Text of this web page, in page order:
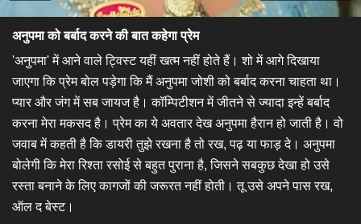
अनुपमा को बर्बाद करने की बात कहेगा प्रेम
​'अनुपमा' में आने वाले ट्विस्ट यहीं खत्म नहीं होते हैं। शो में आगे दिखाया
जाएगा कि प्रेम बोल पड़ेगा कि मैं अनुपमा जोशी को बर्बाद करना चाहता था।
प्यार और जंग में सब जायज है। कॉम्पिटीशन में जीतने से ज्यादा इन्हें बर्बाद
करना मेरा मकसद है। प्रेम का ये अवतार देख अनुपमा हैरान हो जाती है। वो
जवाब में कहती है कि डायरी तुझे रखना है तो रख, पढ़ या फाड़ दे। अनुपमा
बोलेगी कि मेरा रिश्ता रसोई से बहुत पुराना है, जिसने सबकुछ देखा हो उसे
रस्ता बनाने के लिए कागजों की जरूरत नहीं होती। तू उसे अपने पास रख,
ऑल द बेस्ट।​